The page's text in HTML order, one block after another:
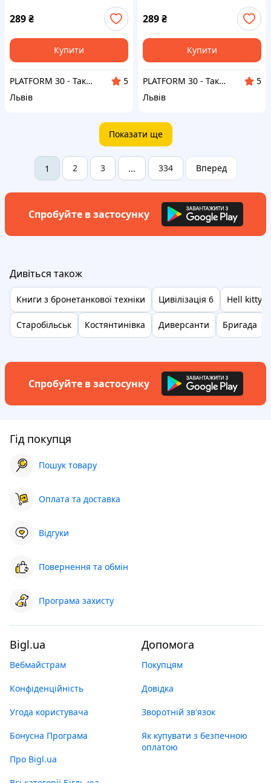
289₴
Купити
PLATFORM 30 - Тактичні аксесуари та тюнінг нового покоління
5
Львів
289₴
Купити
PLATFORM 30 - Тактичні аксесуари та тюнінг нового покоління
5
Львів
Показати ще
1 2 3 ... 334 Вперед
Спробуйте в застосунку
Дивіться також
Книги з бронетанкової техніки Цивілізація 6 Hell kitty
Старобільськ Костянтинівка Диверсанти Бригада
Спробуйте в застосунку
Гід покупця
Пошук товару
Оплата та доставка
Відгуки
Повернення та обмін
Програма захисту
Bigl.ua
Вебмайстрам
Конфіденційність
Угода користувача
Бонусна Програма
Про Bigl.ua
Допомога
Покупцям
Довідка
Зворотній зв'язок
Як купувати з безпечною
оплатою